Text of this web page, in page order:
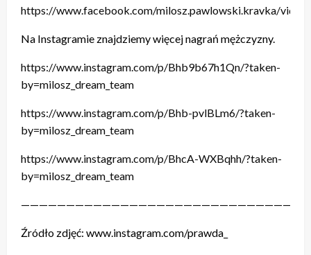
https://www.facebook.com/milosz.pawlowski.kravka/
Na Instagramie znajdziemy więcej nagrań mężczyzny.
https://www.instagram.com/p/Bhb9b67h1Qn/?taken-
by=milosz_dream_team
https://www.instagram.com/p/Bhb-pvlBLm6/?taken-
by=milosz_dream_team
https://www.instagram.com/p/BhcA-WXBqhh/?taken-
by=milosz_dream_team
Źródło zdjęć: www.instagram.com/prawda_